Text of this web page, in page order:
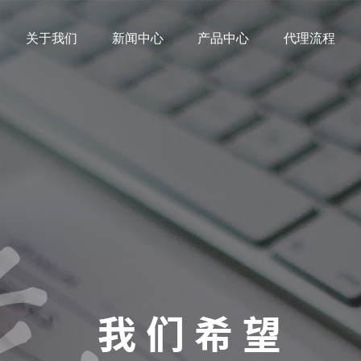
关于我们 新闻中心 产品中心 代理流程